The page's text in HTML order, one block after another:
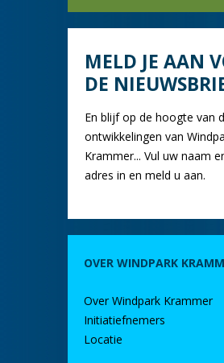
MELD JE AAN
DE
En blijf op de hoogte van
ontwikkelingen van
Krammer... Vul uw naam
adres in en meld u aan.
OVER WINDPARK
Over Windpark Krammer
Initiatiefnemers
Locatie